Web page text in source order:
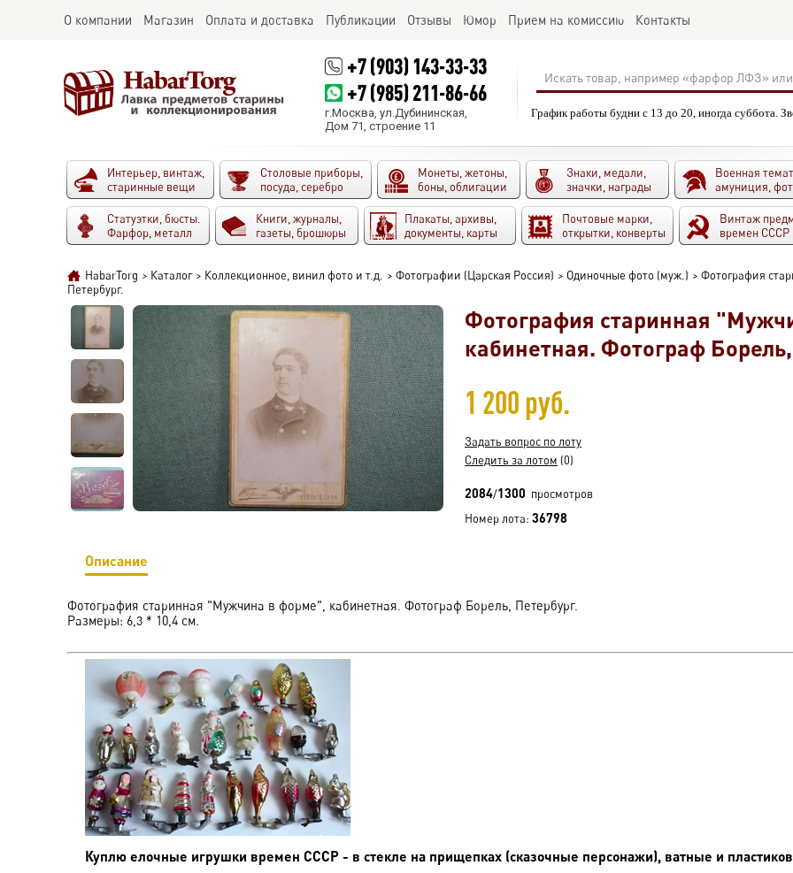
О компании Магазин Оплата и доставка Публикации Отзывы Юмор Прием на комиссию Контакты
+7 (903) 143-33-33
+7 (985) 211-86-66
г.Москва, ул.Дубининская,
Дом 71, строение 11
График работы будни с 13 до 20, иногда суббота.
Интерьер, винтаж,
старинные вещи
Столовые приборы,
посуда, серебро
Монеты, жетоны,
боны, облигации
Знаки, медали,
значки, награды
Военная
амуниция,
Статуэтки, бюсты.
Фарфор, металл
Книги, журналы,
газеты, брошюры
Плакаты, архивы,
документы, карты
Почтовые марки,
открытки, конверты
Винтаж
времен СССР
HabarTorg > Каталог > Коллекционное, винил фото и т.д. > Фотографии (Царская Россия) > Одиночные фото (муж.) > Фотография
Петербург.
Фотография старинная
кабинетная. Фотограф
1 200 руб.
Задать вопрос по лоту
Следить за лотом (0)
2084/1300 просмотров
Номер лота:36798
Описание
Фотография старинная "Мужчина в форме", кабинетная. Фотограф Борель, Петербург.
Размеры: 6,3 * 10,4 см.
Куплю елочные игрушки времен СССР - в стекле на прищепках (сказочные персонажи), ватные и